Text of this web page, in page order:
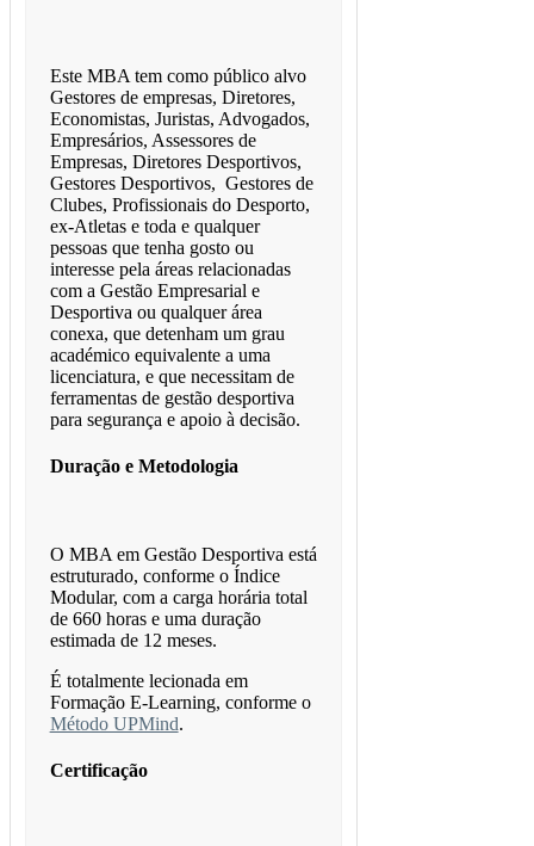
Este MBA tem como público alvo
Gestores de empresas, Diretores,
Economistas, Juristas, Advogados,
Empresários, Assessores de
Empresas, Diretores Desportivos,
Gestores Desportivos, Gestores de
Clubes, Profissionais do Desporto,
ex-Atletas e toda e qualquer
pessoas que tenha gosto ou
interesse pela áreas relacionadas
com a Gestão Empresarial e
Desportiva ou qualquer área
conexa, que detenham um grau
académico equivalente a uma
licenciatura, e que necessitam de
ferramentas de gestão desportiva
para segurança e apoio à decisão.
Duração e Metodologia
O MBA em Gestão Desportiva está
estruturado, conforme o Índice
Modular, com a carga horária total
de 660 horas e uma duração
estimada de 12 meses.
É totalmente lecionada em
Formação E-Learning, conforme o
Método UPMind.
Certificação